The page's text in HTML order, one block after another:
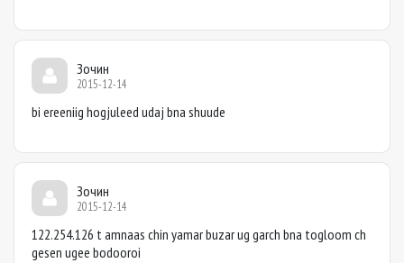
Зочин
2015-12-14
bi ereeniig hogjuleed udaj bna shuude
Зочин
2015-12-14
122.254.126 t amnaas chin yamar buzar ug garch bna togloom ch
gesen ugee bodooroi